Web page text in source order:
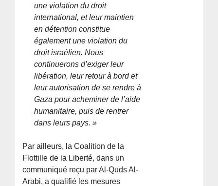
une violation du droit
international, et leur maintien
en détention constitue
également une violation du
droit israélien. Nous
continuerons d’exiger leur
libération, leur retour à bord et
leur autorisation de se rendre à
Gaza pour acheminer de l’aide
humanitaire, puis de rentrer
dans leurs pays. »
Par ailleurs, la Coalition de la
Flottille de la Liberté, dans un
communiqué reçu par Al-Quds Al-
Arabi, a qualifié les mesures